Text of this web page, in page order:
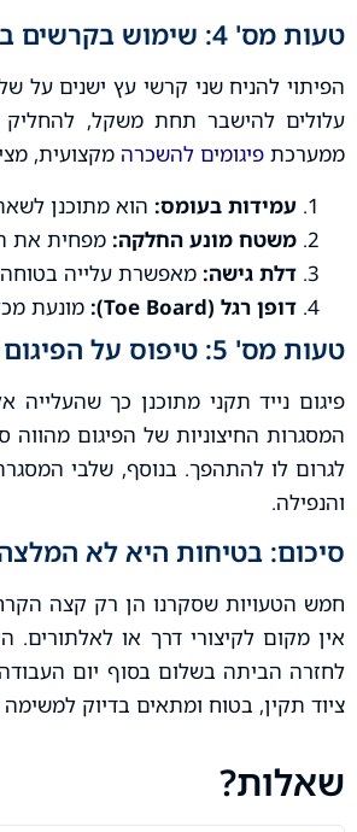
טעות מס' 4: שימוש בקרשים במקום משטח עבודה תקני
הפיתוי להניח שני קרשי עץ ישנים על
עלולים להישבר תחת משקל, להחליק
ממערכת פיגומים להשכרה מקצועית,
עמידות בעומס: הוא מתוכנן
משטח מונע החלקה: מפחית את
דלת גישה: מאפשרת עלייה בטוחה
דופן רגל (Toe Board):
מונעת
טעות מס' 5: טיפוס על הפיגום מבחוץ
פיגום נייד תקני מתוכנן כך
המסגרות החיצוניות של הפיגום
לגרום לו להתהפך. בנוסף, שלבי
והנפילה.
סיכום: בטיחות היא לא
חמש הטעויות שסקרנו הן רק קצה
אין מקום לקיצורי דרך או
לחזרה הביתה בשלום בסוף יום
ציוד תקין, בטוח ומתאים בדיוק
שאלות?